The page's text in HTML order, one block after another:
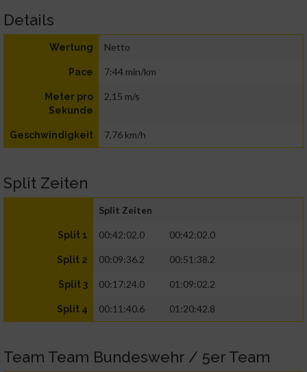
Details
Wertung Netto
Pace 7:44 min/km
Meter pro
Sekunde
2,15 m/s
Geschwindigkeit 7,76 km/h
Split Zeiten
Split Zeiten
Split 1 00:42:02.0 00:42:02.0
Split 2 00:09:36.2 00:51:38.2
Split 3 00:17:24.0 01:09:02.2
Split 4 00:11:40.6 01:20:42.8
Team Team Bundeswehr / 5er Team